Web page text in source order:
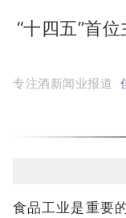
“十四五”首
专注酒新闻业报道
食品工业是重要